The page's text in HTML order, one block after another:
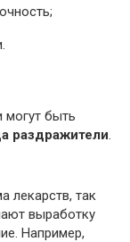
могут быть
раздражители.
лекарств, так
выработку
Например,